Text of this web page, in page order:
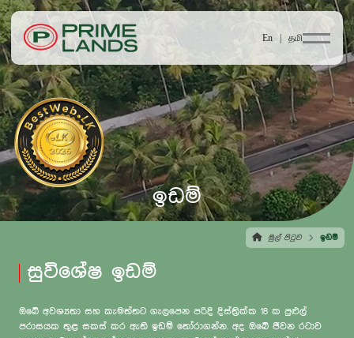
En | தமி
ඉඩම්
මුල් පිටුව ඉඩම්
සුවිශේෂ ඉඩම්
ඔබේ අවශ්‍යතා සහ කැමත්තට ගැලපෙන පරිදි දිස්ත්‍රික්ක 18 ක පුළුල්
පරාසයක තුළ සකස් කර ඇති ඉඩම් තෝරාගන්න. අද ඔබේ ජීවන රටාව